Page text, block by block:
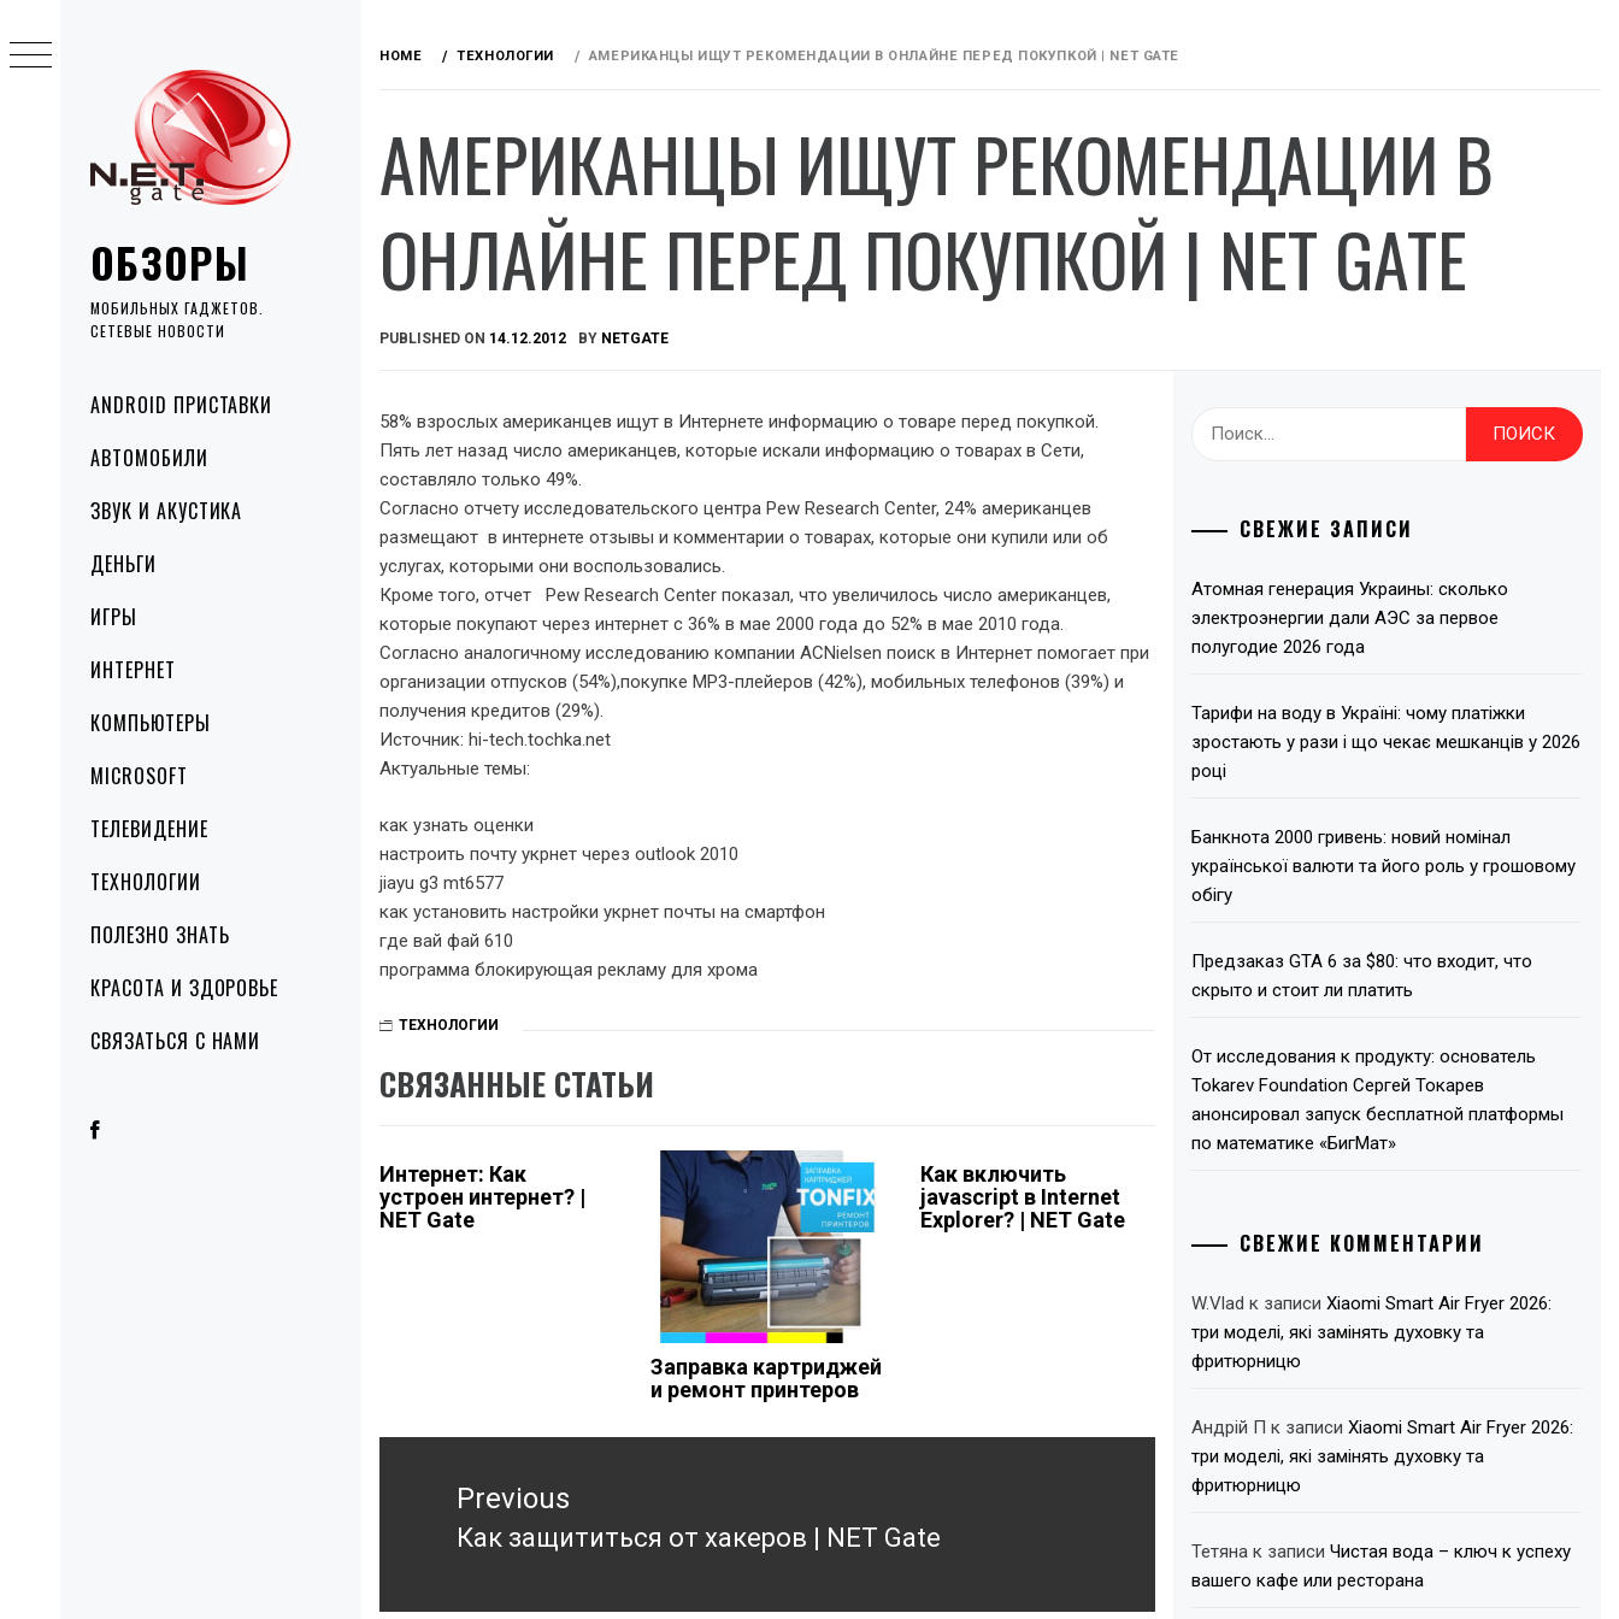
ОБЗОРЫ
МОБИЛЬНЫХ ГАДЖЕТОВ.
СЕТЕВЫЕ НОВОСТИ
Primary
Menu
ANDROID ПРИСТАВКИ
АВТОМОБИЛИ
ЗВУК И АКУСТИКА
ДЕНЬГИ
ИГРЫ
ИНТЕРНЕТ
КОМПЬЮТЕРЫ
MICROSOFT
ТЕЛЕВИДЕНИЕ
ТЕХНОЛОГИИ
ПОЛЕЗНО ЗНАТЬ
КРАСОТА И ЗДОРОВЬЕ
СВЯЗАТЬСЯ С НАМИ
to
content
HOME ТЕХНОЛОГИИ АМЕРИКАНЦЫ ИЩУТ РЕКОМЕНДАЦИИ В ОНЛАЙНЕ ПЕРЕД ПОКУПКОЙ | NET GATE
АМЕРИКАНЦЫ ИЩУТ РЕКОМЕНДАЦИИ В
ОНЛАЙНЕ ПЕРЕД ПОКУПКОЙ | NET GATE
PUBLISHED ON 14.12.2012 BY NETGATE
58% взрослых американцев ищут в Интернете информацию о товаре перед покупкой.
Пять лет назад число американцев, которые искали информацию о товарах в Сети,
составляло только 49%.
Согласно отчету исследовательского центра Pew Research Center, 24% американцев
размещают в интернете отзывы и комментарии о товарах, которые они купили или об
услугах, которыми они воспользовались.
Кроме того, отчет Pew Research Center показал, что увеличилось число американцев,
которые покупают через интернет с 36% в мае 2000 года до 52% в мае 2010 года.
Согласно аналогичному исследованию компании ACNielsen поиск в Интернет помогает при
организации отпусков (54%),покупке MP3-плейеров (42%), мобильных телефонов (39%) и
получения кредитов (29%).
Источник: hi-tech.tochka.net
Актуальные темы:
как узнать оценки
настроить почту укрнет через outlook 2010
jiayu g3 mt6577
как установить настройки укрнет почты на смартфон
где вай фай 610
программа блокирующая рекламу для хрома
ТЕХНОЛОГИИ
СВЯЗАННЫЕ СТАТЬИ
Интернет: Как
устроен интернет? |
NET Gate
Заправка картриджей
и ремонт принтеров
Как включить
javascript в Internet
Explorer? | NET Gate
Навигация
записям
Previous
Previous
Как защититься от хакеров | NET Gate
Найти:
СВЕЖИЕ ЗАПИСИ
Атомная генерация Украины: сколько
электроэнергии дали АЭС за первое
полугодие 2026 года
Тарифи на воду в Україні: чому платіжки
зростають у рази і що чекає мешканців у 2026
році
Банкнота 2000 гривень: новий номінал
української валюти та його роль у грошовому
обігу
Предзаказ GTA 6 за $80: что входит, что
скрыто и стоит ли платить
От исследования к продукту: основатель
Tokarev Foundation Сергей Токарев
анонсировал запуск бесплатной платформы
по математике «БигМат»
СВЕЖИЕ КОММЕНТАРИИ
W.Vlad к записиXiaomi Smart Air Fryer 2026:
три моделі, які замінять духовку та
фритюрницю
Андрій П к записиXiaomi Smart Air Fryer 2026:
три моделі, які замінять духовку та
фритюрницю
Тетяна к записиЧистая вода – ключ к успеху
вашего кафе или ресторана